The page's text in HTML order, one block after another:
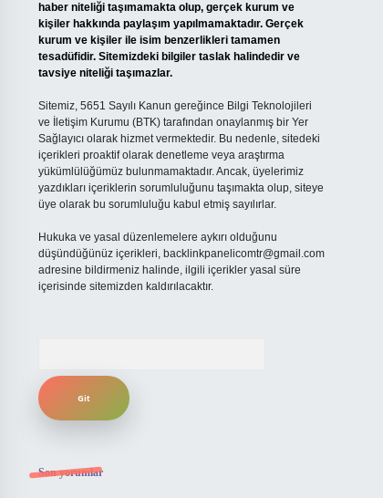
haber niteliği taşımamakta olup, gerçek kurum ve
kişiler hakkında paylaşım yapılmamaktadır. Gerçek
kurum ve kişiler ile isim benzerlikleri tamamen
tesadüfidir. Sitemizdeki bilgiler taslak halindedir ve
tavsiye niteliği taşımazlar.
Sitemiz, 5651 Sayılı Kanun gereğince Bilgi Teknolojileri
ve İletişim Kurumu (BTK) tarafından onaylanmış bir Yer
Sağlayıcı olarak hizmet vermektedir. Bu nedenle, sitedeki
içerikleri proaktif olarak denetleme veya araştırma
yükümlülüğümüz bulunmamaktadır. Ancak, üyelerimiz
yazdıkları içeriklerin sorumluluğunu taşımakta olup, siteye
üye olarak bu sorumluluğu kabul etmiş sayılırlar.
Hukuka ve yasal düzenlemelere aykırı olduğunu
düşündüğünüz içerikleri, backlinkpanelicomtr@gmail.com
adresine bildirmeniz halinde, ilgili içerikler yasal süre
içerisinde sitemizden kaldırılacaktır.
Son yorumlar